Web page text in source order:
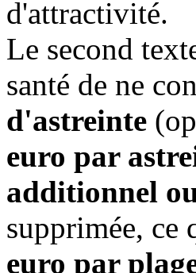
d'attractivité.
Le second
santé de ne
d'astreinte
euro par
additionnel
supprimée, ce
euro par